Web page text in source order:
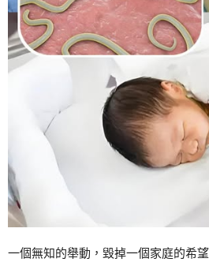
一個無知的舉動，毀掉一個家庭的希